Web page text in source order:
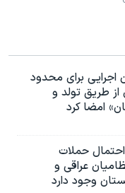
اجرایی برای محدود
طریق تولد و
امضا کرد
حملات
عراقی و
وجود دارد